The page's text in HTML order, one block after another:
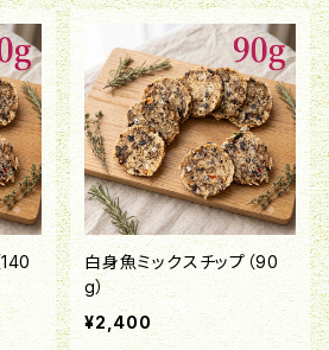
140
白身魚ミックスチップ（90
g）
¥2,400